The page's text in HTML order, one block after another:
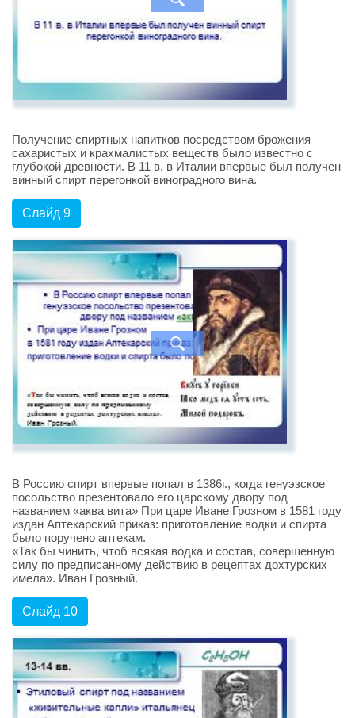
Получение спиртных напитков посредством брожения
сахаристых и крахмалистых веществ было известно с
глубокой древности. В 11 в. в Италии впервые был получен
винный спирт перегонкой виноградного вина.
Слайд 9
В Россию спирт впервые попал в 1386г., когда генуэзское
посольство презентовало его царскому двору под
названием «аква вита» При царе Иване Грозном в 1581 году
издан Аптекарский приказ: приготовление водки и спирта
было поручено аптекам.
«Так бы чинить, чтоб всякая водка и состав, совершенную
силу по предписанному действию в рецептах дохтурских
имела». Иван Грозный.
Слайд 10